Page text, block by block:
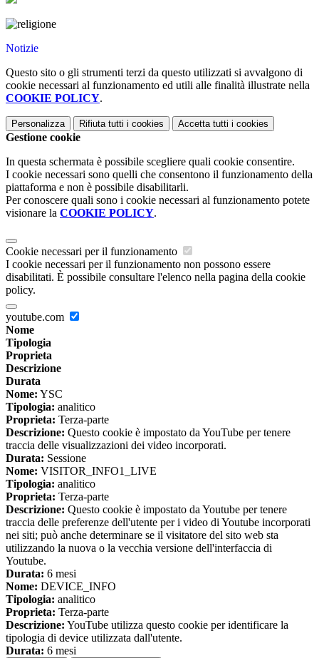
Notizie
Questo sito o gli strumenti terzi da questo utilizzati si avvalgono di
cookie necessari al funzionamento ed utili alle finalità illustrate nella
COOKIE POLICY.
Personalizza Rifiuta tutti i cookies Accetta tutti i cookies
Gestione cookie
In questa schermata è possibile scegliere quali cookie consentire.
I cookie necessari sono quelli che consentono il funzionamento della
piattaforma e non è possibile disabilitarli.
Per conoscere quali sono i cookie necessari al funzionamento potete
visionare la COOKIE POLICY.
Cookie necessari per il funzionamento
I cookie necessari per il funzionamento non possono essere
disabilitati. È possibile consultare l'elenco nella pagina della cookie
policy.
youtube.com
Nome
Tipologia
Proprieta
Descrizione
Durata
Nome: YSC
Tipologia: analitico
Proprieta: Terza-parte
Descrizione: Questo cookie è impostato da YouTube per tenere
traccia delle visualizzazioni dei video incorporati.
Durata: Sessione
Nome: VISITOR_INFO1_LIVE
Tipologia: analitico
Proprieta: Terza-parte
Descrizione: Questo cookie è impostato da Youtube per tenere
traccia delle preferenze dell'utente per i video di Youtube incorporati
nei siti; può anche determinare se il visitatore del sito web sta
utilizzando la nuova o la vecchia versione dell'interfaccia di
Youtube.
Durata: 6 mesi
Nome: DEVICE_INFO
Tipologia: analitico
Proprieta: Terza-parte
Descrizione: YouTube utilizza questo cookie per identificare la
tipologia di device utilizzata dall'utente.
Durata: 6 mesi